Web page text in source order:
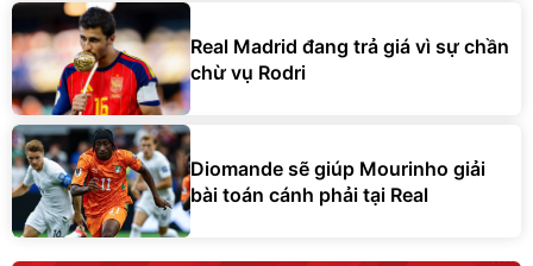
Real Madrid đang trả giá vì sự chần
chừ vụ Rodri
Diomande sẽ giúp Mourinho giải
bài toán cánh phải tại Real